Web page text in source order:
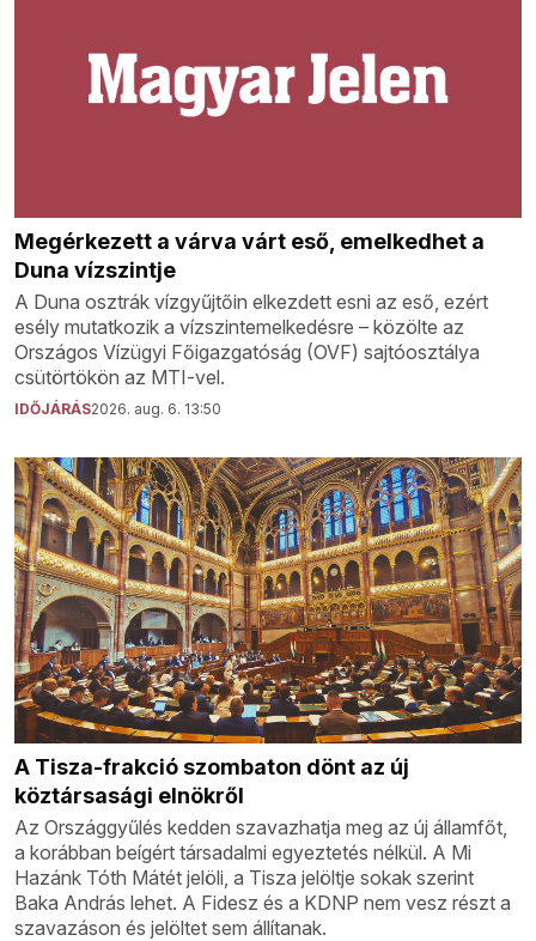
Megérkezett a várva várt eső, emelkedhet a
Duna vízszintje
A Duna osztrák vízgyűjtőin elkezdett esni az eső, ezért
esély mutatkozik a vízszintemelkedésre – közölte az
Országos Vízügyi Főigazgatóság (OVF) sajtóosztálya
csütörtökön az MTI-vel.
IDŐJÁRÁS2026. aug. 6. 13:50
A Tisza-frakció szombaton dönt az új
köztársasági elnökről
Az Országgyűlés kedden szavazhatja meg az új államfőt,
a korábban beígért társadalmi egyeztetés nélkül. A Mi
Hazánk Tóth Mátét jelöli, a Tisza jelöltje sokak szerint
Baka András lehet. A Fidesz és a KDNP nem vesz részt a
szavazáson és jelöltet sem állítanak.